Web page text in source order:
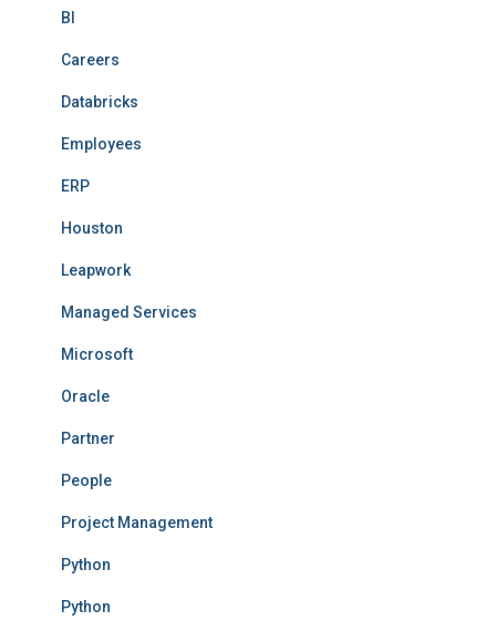
BI
Careers
Databricks
Employees
ERP
Houston
Leapwork
Managed Services
Microsoft
Oracle
Partner
People
Project Management
Python
Python